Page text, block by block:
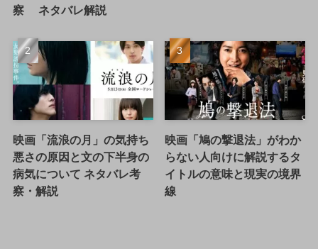
察 ネタバレ解説
映画「流浪の月」の気持ち
悪さの原因と文の下半身の
病気について ネタバレ考
察・解説
映画「鳩の撃退法」がわか
らない人向けに解説するタ
イトルの意味と現実の境界
線